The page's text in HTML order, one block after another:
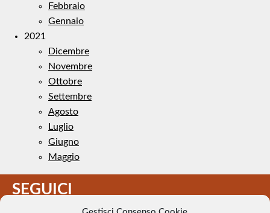
Febbraio
Gennaio
2021
Dicembre
Novembre
Ottobre
Settembre
Agosto
Luglio
Giugno
Maggio
SEGUICI